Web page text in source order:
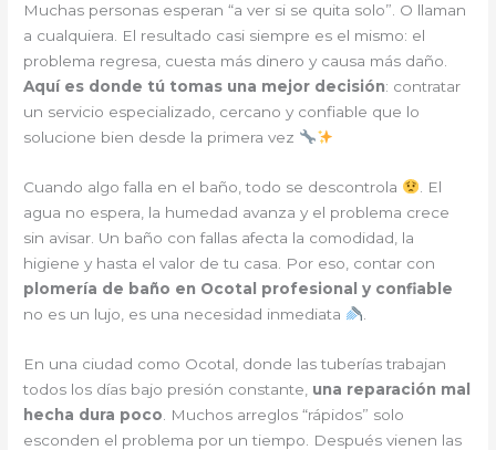
Muchas personas esperan “a ver si se quita solo”. O llaman
a cualquiera. El resultado casi siempre es el mismo: el
problema regresa, cuesta más dinero y causa más daño.
Aquí es donde tú tomas una mejor decisión: contratar
un servicio especializado, cercano y confiable que lo
solucione bien desde la primera vez
Cuando algo falla en el baño, todo se descontrola
. El
agua no espera, la humedad avanza y el problema crece
sin avisar. Un baño con fallas afecta la comodidad, la
higiene y hasta el valor de tu casa. Por eso, contar con
plomería de baño en Ocotal profesional y confiable
no es un lujo, es una necesidad inmediata
En una ciudad como Ocotal, donde las tuberías trabajan
todos los días bajo presión constante, una reparación mal
hecha dura poco . Muchos arreglos “rápidos” solo
esconden el problema por un tiempo. Después vienen las